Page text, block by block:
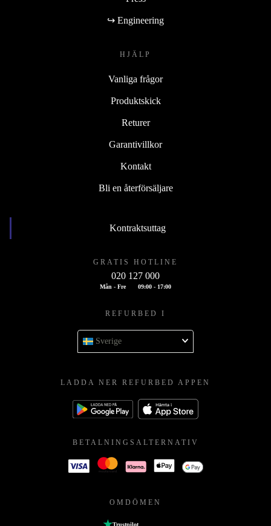
↪ Engineering
HJÄLP
Vanliga frågor
Produktskick
Returer
Garantivillkor
Kontakt
Bli en återförsäljare
Kontraktsuttag
GRATIS HOTLINE
020 127 000
Mån - Fre 09:00 - 17:00
REFURBED I
Sverige
LADDA NER REFURBED APPEN
BETALNINGSALTERNATIV
OMDÖMEN
Trustpilot